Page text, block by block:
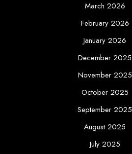
March 2026
February 2026
January 2026
December 2025
November 2025
October 2025
September 2025
August 2025
July 2025